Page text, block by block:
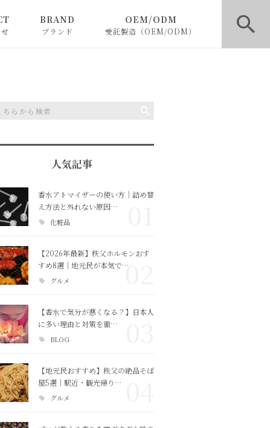
BRAND
ブランド
OEM/ODM
受託製造（OEM/ODM）
人気記事
香水アトマイザーの使い方｜詰め替
え方法と外れない原因…
化粧品
【2026年最新】秩父ホルモンおす
すめ8選｜地元民が本気で…
グルメ 02
【香水で気分が悪くなる？】日本人
に多い理由と対策を徹…
BLOG
【地元民おすすめ】秩父の絶品そば
屋5選｜駅近・観光帰り…
グルメ